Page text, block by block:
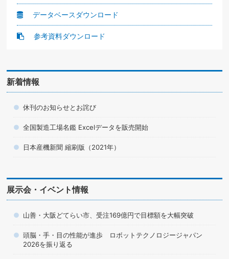
データベースダウンロード
参考資料ダウンロード
新着情報
休刊のお知らせとお詫び
全国製造工場名鑑 Excelデータを販売開始
日本産機新聞 縮刷版（2021年）
展示会・イベント情報
山善・大阪どてらい市、受注169億円で目標額を大幅突破
頭脳・手・目の性能が進歩 ロボットテクノロジージャパン
2026を振り返る